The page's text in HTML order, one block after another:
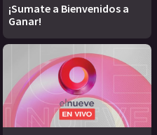
¡Sumate a Bienvenidos a
Ganar!